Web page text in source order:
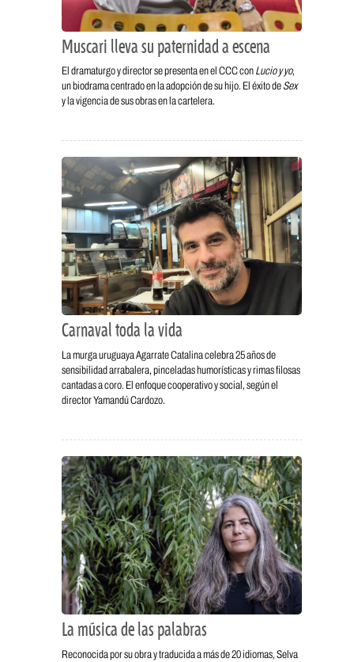
Muscari lleva su paternidad a escena
El dramaturgo y director se presenta en el CCC con Lucio y yo,
un biodrama centrado en la adopción de su hijo. El éxito de Sex
y la vigencia de sus obras en la cartelera.
Carnaval toda la vida
La murga uruguaya Agarrate Catalina celebra 25 años de
sensibilidad arrabalera, pinceladas humorísticas y rimas filosas
cantadas a coro. El enfoque cooperativo y social, según el
director Yamandú Cardozo.
La música de las palabras
Reconocida por su obra y traducida a más de 20 idiomas, Selva